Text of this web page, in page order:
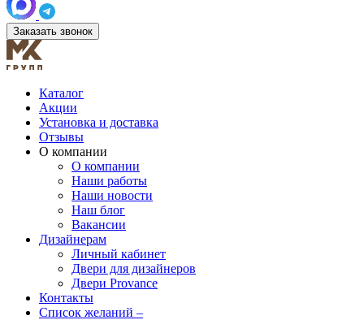
Заказать звонок
Каталог
Акции
Установка и доставка
Отзывы
О компании
О компании
Наши работы
Наши новости
Наш блог
Вакансии
Дизайнерам
Личный кабинет
Двери для дизайнеров
Двери Provance
Контакты
Список желаний –